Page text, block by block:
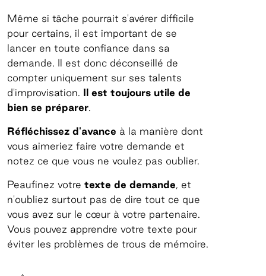
Même si tâche pourrait s'avérer difficile
pour certains, il est important de se
lancer en toute confiance dans sa
demande. Il est donc déconseillé de
compter uniquement sur ses talents
d'improvisation. Il est toujours utile de
bien se préparer.
Réfléchissez d'avance à la manière dont
vous aimeriez faire votre demande et
notez ce que vous ne voulez pas oublier.
Peaufinez votre texte de demande, et
n'oubliez surtout pas de dire tout ce que
vous avez sur le cœur à votre partenaire.
Vous pouvez apprendre votre texte pour
éviter les problèmes de trous de mémoire.